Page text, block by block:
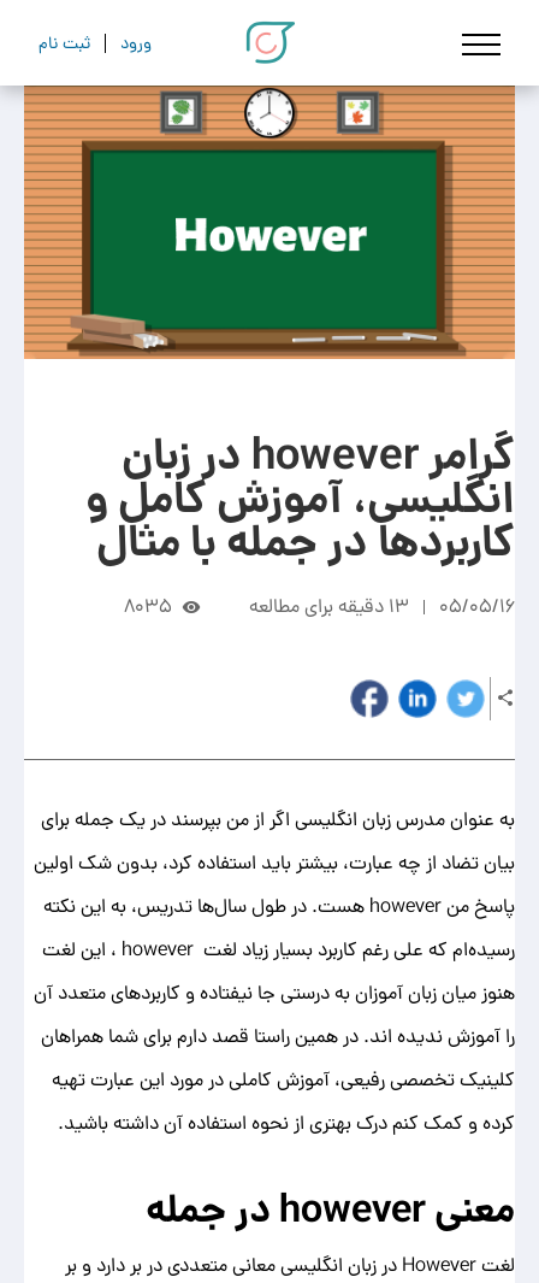
ورود ثبت نام
گرامر however در زبان
انگلیسی، آموزش کامل و
کاربردها در جمله با مثال
05/05/16 13 دقیقه برای مطالعه 8035
به عنوان مدرس زبان انگلیسی اگر از من بپرسند در یک جمله برای
بیان تضاد از چه عبارت، بیشتر باید استفاده کرد، بدون شک اولین
پاسخ من however هست. در طول سال‌ها تدریس، به این نکته
رسیده‌ام که علی رغم کاربرد بسیار زیاد لغت however ، این لغت
هنوز میان زبان آموزان به درستی جا نیفتاده و کاربردهای متعدد آن
را آموزش ندیده اند. در همین راستا قصد دارم برای شما همراهان
کلینیک تخصصی رفیعی، آموزش کاملی در مورد این عبارت تهیه
کرده و کمک کنم درک بهتری از نحوه استفاده آن داشته باشید.
معنیhoweverدر جمله
لغت However در زبان انگلیسی معانی متعددی در بر دارد و بر